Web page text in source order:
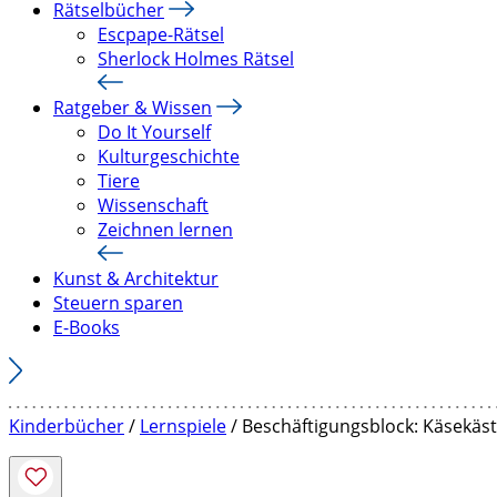
Rätselbücher
Escpape-Rätsel
Sherlock Holmes Rätsel
Ratgeber & Wissen
Do It Yourself
Kulturgeschichte
Tiere
Wissenschaft
Zeichnen lernen
Kunst & Architektur
Steuern sparen
E-Books
Kinderbücher/ Lernspiele/ Beschäftigungsblock: